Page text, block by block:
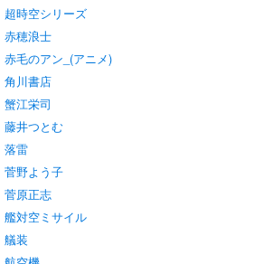
超時空シリーズ
赤穂浪士
赤毛のアン_(アニメ)
角川書店
蟹江栄司
藤井つとむ
落雷
菅野よう子
菅原正志
艦対空ミサイル
艤装